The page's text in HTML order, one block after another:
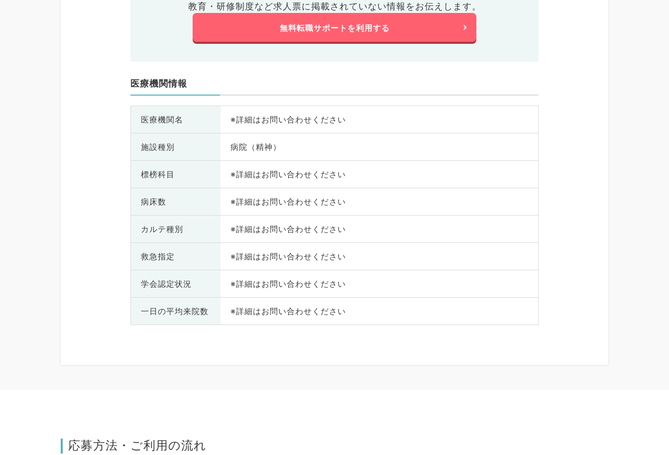
教育・研修制度など求人票に掲載されていない情報をお伝えします。
無料転職サポートを利用する
医療機関情報
医療機関名 ※詳細はお問い合わせください
施設種別 病院（精神）
標榜科目 ※詳細はお問い合わせください
病床数 ※詳細はお問い合わせください
カルテ種別 ※詳細はお問い合わせください
救急指定 ※詳細はお問い合わせください
学会認定状況 ※詳細はお問い合わせください
一日の平均来院数 ※詳細はお問い合わせください
応募方法・ご利用の流れ